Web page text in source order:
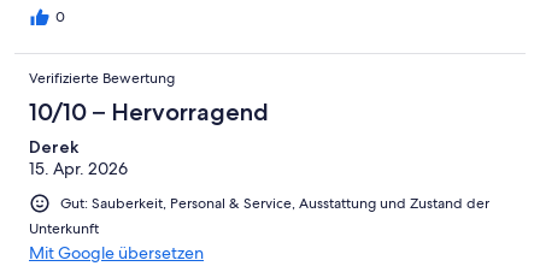
0
Verifizierte Bewertung
10/10 – Hervorragend
Derek
15. Apr. 2026
Gut: Sauberkeit, Personal & Service, Ausstattung und Zustand der
Unterkunft
Mit Google übersetzen